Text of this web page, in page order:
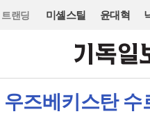
트랜딩 미셸스틸 윤대혁
즈베키스탄 수